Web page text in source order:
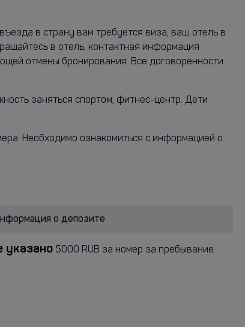
в страну вам требуется виза, ваш отель в
в отель, контактная информация
отмены бронирования. Все договоренности
заняться спортом, фитнес-центр. Дети
Необходимо ознакомиться с информацией о
о депозите
указано 5000 RUB за номер за пребывание